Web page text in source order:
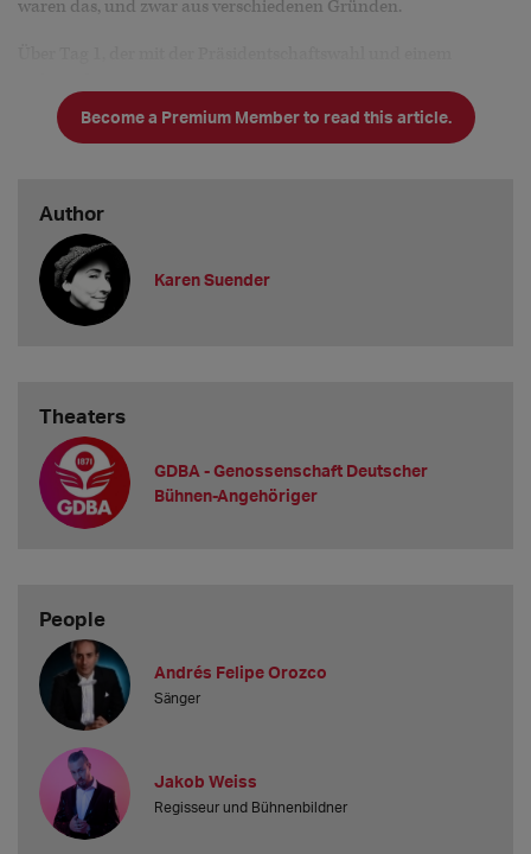
waren das, und zwar aus verschiedenen Gründen.
Become a Premium Member to read this article.
Author
Karen Suender
Theaters
GDBA - Genossenschaft Deutscher
Bühnen-Angehöriger
People
Andrés Felipe Orozco
Sänger
Jakob Weiss
Regisseur und Bühnenbildner